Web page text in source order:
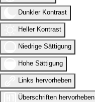
Dunkler Kontrast
Heller Kontrast
Niedrige Sättigung
Hohe Sättigung
Links hervorheben
Überschriften hervorheben